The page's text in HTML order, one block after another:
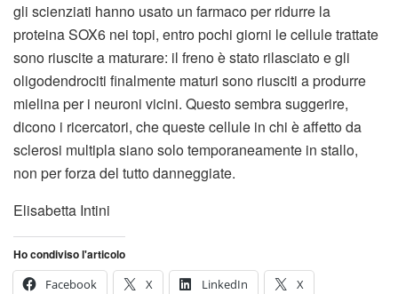
gli scienziati hanno usato un farmaco per ridurre la
proteina SOX6 nei topi, entro pochi giorni le cellule trattate
sono riuscite a maturare: il freno è stato rilasciato e gli
oligodendrociti finalmente maturi sono riusciti a produrre
mielina per i neuroni vicini. Questo sembra suggerire,
dicono i ricercatori, che queste cellule in chi è affetto da
sclerosi multipla siano solo temporaneamente in stallo,
non per forza del tutto danneggiate.
Elisabetta Intini
Ho condiviso l'articolo
Facebook
X LinkedIn X